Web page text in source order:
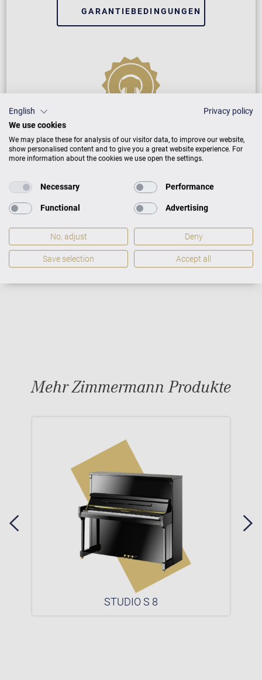
GARANTIEBEDINGUNGEN
VARIO Digitalsystem
Wir helfen bei Softwarefehlern
GARANTIEBEDINGUNGEN
Mehr Zimmermann Produkte
STUDIO S 8
English
Privacy policy
We use cookies
We may place these for analysis of our visitor data, to improve our website,
show personalised content and to give you a great website experience. For
more information about the cookies we use open the settings.
Necessary Performance
Functional Advertising
No, adjust Deny
Save selection Accept all